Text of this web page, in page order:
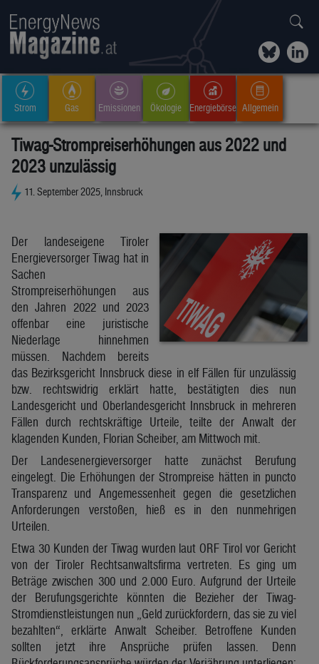
Strom Gas Emissionen Ökologie Energiebörse Allgemein
Tiwag-Strompreiserhöhungen aus 2022 und
2023 unzulässig
11. September 2025, Innsbruck
Der landeseigene Tiroler
Energieversorger Tiwag hat in
Sachen
Strompreiserhöhungen aus
den Jahren 2022 und 2023
offenbar eine juristische
Niederlage hinnehmen
müssen. Nachdem bereits
das Bezirksgericht Innsbruck diese in elf Fällen für unzulässig
bzw. rechtswidrig erklärt hatte, bestätigten dies nun
Landesgericht und Oberlandesgericht Innsbruck in mehreren
Fällen durch rechtskräftige Urteile, teilte der Anwalt der
klagenden Kunden, Florian Scheiber, am Mittwoch mit.
Der Landesenergieversorger hatte zunächst Berufung
eingelegt. Die Erhöhungen der Strompreise hätten in puncto
Transparenz und Angemessenheit gegen die gesetzlichen
Anforderungen verstoßen, hieß es in den nunmehrigen
Urteilen.
Etwa 30 Kunden der Tiwag wurden laut ORF Tirol vor Gericht
von der Tiroler Rechtsanwaltsfirma vertreten. Es ging um
Beträge zwischen 300 und 2.000 Euro. Aufgrund der Urteile
der Berufungsgerichte könnten die Bezieher der Tiwag-
Stromdienstleistungen nun „Geld zurückfordern, das sie zu viel
bezahlten“, erklärte Anwalt Scheiber. Betroffene Kunden
sollten jetzt ihre Ansprüche prüfen lassen. Denn